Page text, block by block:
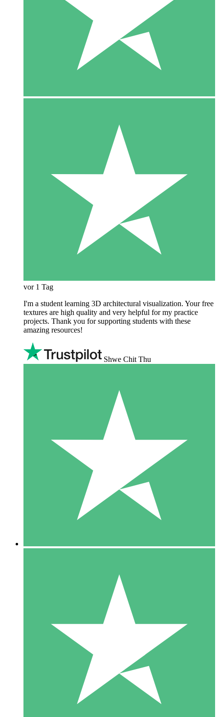
vor 1 Tag
I'm a student learning 3D architectural visualization. Your free
textures are high quality and very helpful for my practice
projects. Thank you for supporting students with these
amazing resources!
Shwe Chit Thu